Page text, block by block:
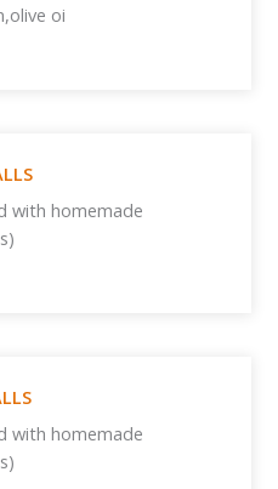
oi
with homemade
with homemade